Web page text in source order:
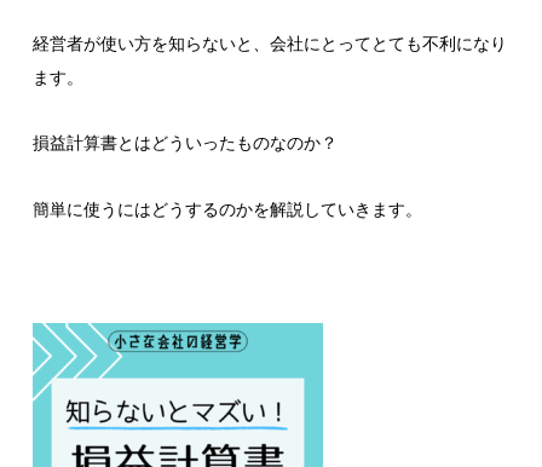
経営者が使い方を知らないと、会社にとってとても不利になり
ます。
損益計算書とはどういったものなのか？
簡単に使うにはどうするのかを解説していきます。